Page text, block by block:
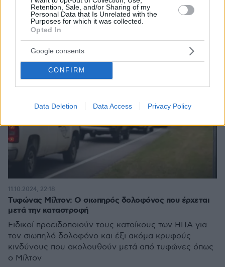
Retention, Sale, and/or Sharing of my
Personal Data that Is Unrelated with the
Purposes for which it was collected.
Opted In
Google consents
CONFIRM
Data Deletion Data Access Privacy Policy
Τυφώνας Μίλτον: Ο σιωπηρός δολοφόνος που έρχεται
μετά την καταστροφή
Ειδικοί προειδοποιούν τους κατοίκους των ΗΠΑ για
τον σιωπηλό δολοφόνο και έξι ακόμα κρυφούς
κινδύνους που ακολουθούν μετά από τυφώνες όπως
ο Μίλτον
11.10.2024, 22:18